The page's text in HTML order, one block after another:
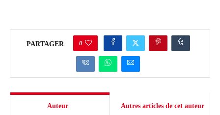
PARTAGER 0
Auteur Autres articles de cet auteur